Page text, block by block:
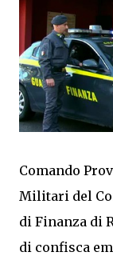
Comando
Militari del
di Finanza di
di confisca